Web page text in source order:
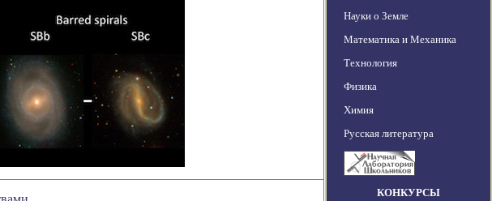
Науки о Земле
Математика и Механика
Технология
Физика
Химия
Русская литература
КОНКУРСЫ